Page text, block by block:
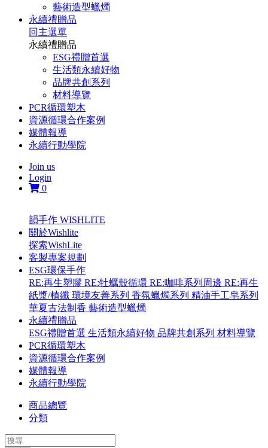
藝術造型蠟燭
永續禮贈品
回主選單
永續禮贈品
ESG禮贈首選
生活類永續好物
品牌共創系列
材料導覽
PCR循環塑木
資源循環合作案例
媒體報導
永續行動學院
Join us
Login
0
韻手作 WISHLITE
關於Wishlite
探索WishLite
客製專案規劃
ESG環保手作
RE:再生塑膠 RE:牡蠣殼循環 RE:咖啡系列周邊 RE:再生
紙漿/植纖 環境友善系列 香氛蠟燭系列 精油手工皂系列
華夏古法制香 藝術造型蠟燭
永續禮贈品
ESG禮贈首選 生活類永續好物 品牌共創系列 材料導覽
PCR循環塑木
資源循環合作案例
媒體報導
永續行動學院
商品總覽
分類